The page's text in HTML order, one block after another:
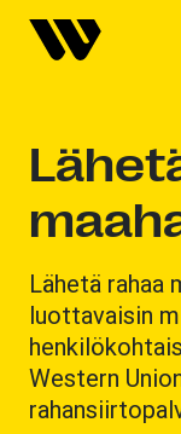
Lähetä rahaa
luottavaisin
Western